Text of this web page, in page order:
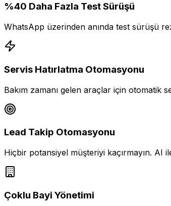
%40 Daha Fazla Test Sürüşü
WhatsApp üzerinden anında test sürüşü
Servis Hatırlatma Otomasyonu
Bakım zamanı gelen araçlar için otomatik
Lead Takip Otomasyonu
Hiçbir potansiyel müşteriyi kaçırmayın. AI
Çoklu Bayi Yönetimi